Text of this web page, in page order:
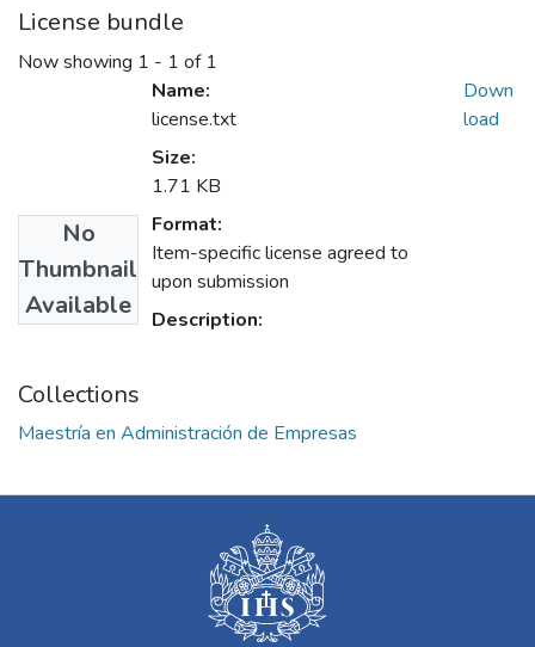
License bundle
Now showing 1 - 1 of 1
No
Thumbnail
Available
Name:
license.txt
Size:
1.71 KB
Format:
Item-specific license agreed to
upon submission
Description:
Down
load
Collections
Maestría en Administración de Empresas